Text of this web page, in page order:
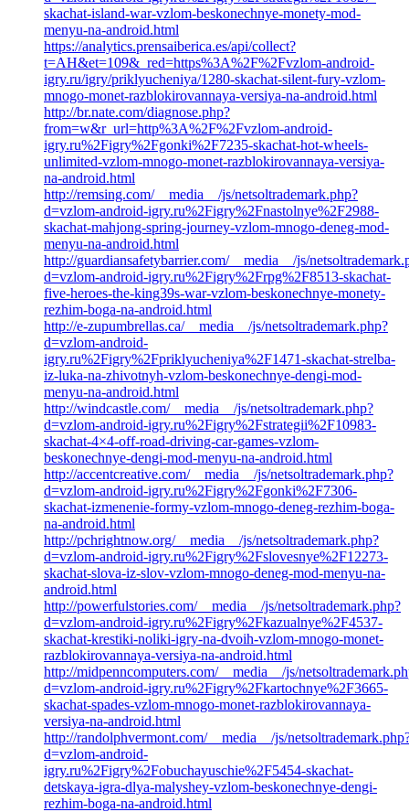
skachat-island-war-vzlom-beskonechnye-monety-mod-
menyu-na-android.html
https://analytics.prensaiberica.es/api/collect?
t=AH&et=109&_red=https%3A%2F%2Fvzlom-android-
igry.ru/igry/priklyucheniya/1280-skachat-silent-fury-vzlom-
mnogo-monet-razblokirovannaya-versiya-na-android.html
http://br.nate.com/diagnose.php?
from=w&r_url=http%3A%2F%2Fvzlom-android-
igry.ru%2Figry%2Fgonki%2F7235-skachat-hot-wheels-
unlimited-vzlom-mnogo-monet-razblokirovannaya-versiya-
na-android.html
http://remsing.com/__media__/js/netsoltrademark.php?
d=vzlom-android-igry.ru%2Figry%2Fnastolnye%2F2988-
skachat-mahjong-spring-journey-vzlom-mnogo-deneg-mod-
menyu-na-android.html
http://guardiansafetybarrier.com/__media__/js/
d=vzlom-android-igry.ru%2Figry%2Frpg%2F8513-skachat-
five-heroes-the-king39s-war-vzlom-beskonechnye-monety-
rezhim-boga-na-android.html
http://e-zupumbrellas.ca/__media__/js/netsoltrademark.php?
d=vzlom-android-
igry.ru%2Figry%2Fpriklyucheniya%2F1471-skachat-strelba-
iz-luka-na-zhivotnyh-vzlom-beskonechnye-dengi-mod-
menyu-na-android.html
http://windcastle.com/__media__/js/netsoltrademark.php?
d=vzlom-android-igry.ru%2Figry%2Fstrategii%2F10983-
skachat-4×4-off-road-driving-car-games-vzlom-
beskonechnye-dengi-mod-menyu-na-android.html
http://accentcreative.com/__media__/js/netsoltrademark.php?
d=vzlom-android-igry.ru%2Figry%2Fgonki%2F7306-
skachat-izmenenie-formy-vzlom-mnogo-deneg-rezhim-boga-
na-android.html
http://pchrightnow.org/__media__/js/netsoltrademark.php?
d=vzlom-android-igry.ru%2Figry%2Fslovesnye%2F12273-
skachat-slova-iz-slov-vzlom-mnogo-deneg-mod-menyu-na-
android.html
http://powerfulstories.com/__media__/js/netsoltrademark.php?
d=vzlom-android-igry.ru%2Figry%2Fkazualnye%2F4537-
skachat-krestiki-noliki-igry-na-dvoih-vzlom-mnogo-monet-
razblokirovannaya-versiya-na-android.html
http://midpenncomputers.com/__media__/js/
d=vzlom-android-igry.ru%2Figry%2Fkartochnye%2F3665-
skachat-spades-vzlom-mnogo-monet-razblokirovannaya-
versiya-na-android.html
http://randolphvermont.com/__media__/js/
d=vzlom-android-
igry.ru%2Figry%2Fobuchayuschie%2F5454-skachat-
detskaya-igra-dlya-malyshey-vzlom-beskonechnye-dengi-
rezhim-boga-na-android.html